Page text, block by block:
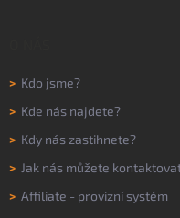
> Kdo jsme?
> Kde nás najdete?
> Kdy nás zastihnete?
> Jak nás můžete
> Affiliate - provizní systém